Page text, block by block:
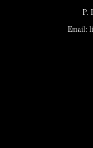
P.
Email: